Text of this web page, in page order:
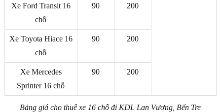
Xe Ford Transit 16
chỗ
90 200
Xe Toyota Hiace 16
chỗ
90 200
Xe Mercedes
Sprinter 16 chỗ
90 200
Bảng giá cho thuê xe 16 chỗ đi KDL Lan Vương, Bến Tre